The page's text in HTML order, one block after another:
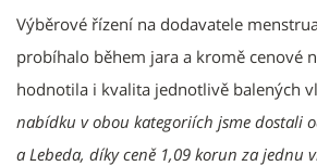
Výběrové řízení na dodavatele
probíhalo během jara a kromě cenové
hodnotila i kvalita jednotlivě balených
nabídku v obou kategoriích jsme dostali
a Lebeda, díky ceně 1,09 korun za jednu